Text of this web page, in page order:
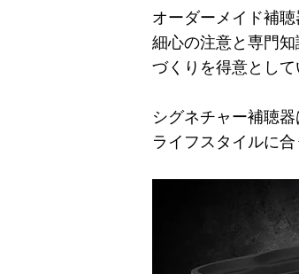
オーダーメイド補
細心の注意と専門
づくりを得意として
シグネチャー補聴
ライフスタイルに